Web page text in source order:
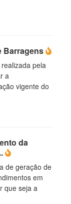
Barragens
pela
a
vigente do
da
de geração de
em
que seja a